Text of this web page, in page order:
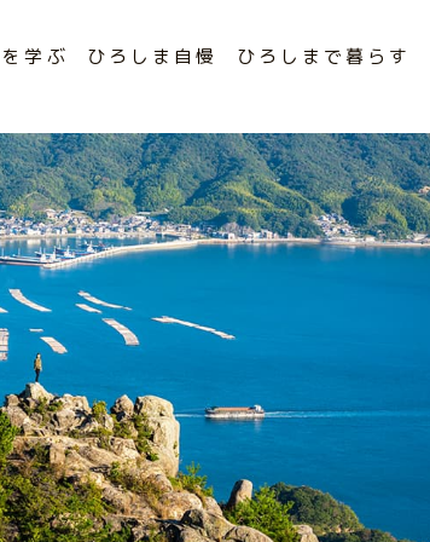
学ぶ ひろしま自慢 ひろしまで暮らす